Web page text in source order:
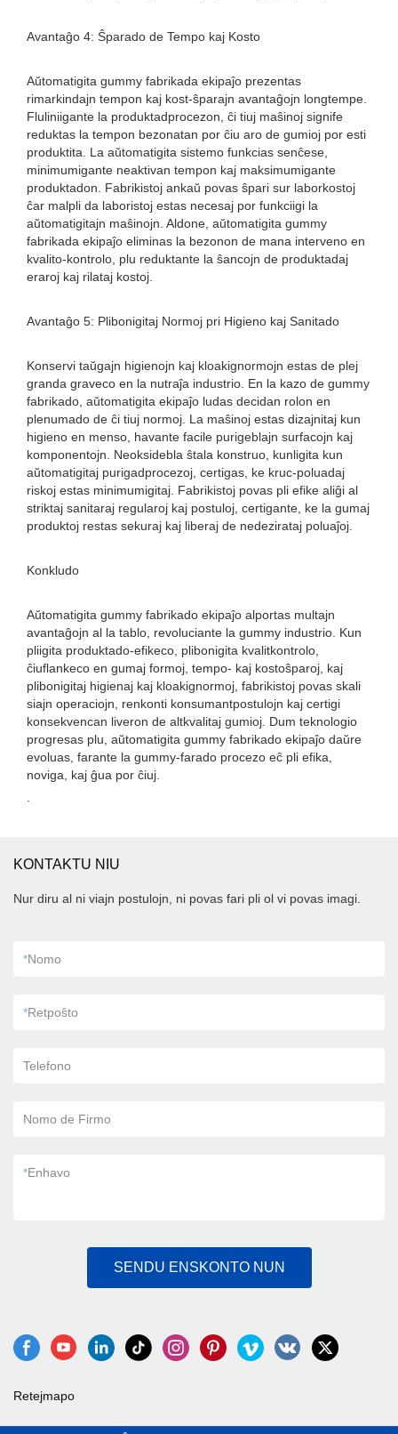
Avantaĝo 4: Ŝparado de Tempo kaj Kosto
Aŭtomatigita gummy fabrikada ekipaĵo prezentas
rimarkindajn tempon kaj kost-ŝparajn avantaĝojn longtempe.
Fluliniigante la produktadprocezon, ĉi tiuj maŝinoj signife
reduktas la tempon bezonatan por ĉiu aro de gumioj por esti
produktita. La aŭtomatigita sistemo funkcias senĉese,
minimumigante neaktivan tempon kaj maksimumigante
produktadon. Fabrikistoj ankaŭ povas ŝpari sur laborkostoj
ĉar malpli da laboristoj estas necesaj por funkciigi la
aŭtomatigitajn maŝinojn. Aldone, aŭtomatigita gummy
fabrikada ekipaĵo eliminas la bezonon de mana interveno en
kvalito-kontrolo, plu reduktante la ŝancojn de produktadaj
eraroj kaj rilataj kostoj.
Avantaĝo 5: Plibonigitaj Normoj pri Higieno kaj Sanitado
Konservi taŭgajn higienojn kaj kloakignormojn estas de plej
granda graveco en la nutraĵa industrio. En la kazo de gummy
fabrikado, aŭtomatigita ekipaĵo ludas decidan rolon en
plenumado de ĉi tiuj normoj. La maŝinoj estas dizajnitaj kun
higieno en menso, havante facile purigeblajn surfacojn kaj
komponentojn. Neoksidebla ŝtala konstruo, kunligita kun
aŭtomatigitaj purigadprocezoj, certigas, ke kruc-poluadaj
riskoj estas minimumigitaj. Fabrikistoj povas pli efike aliĝi al
striktaj sanitaraj regularoj kaj postuloj, certigante, ke la gumaj
produktoj restas sekuraj kaj liberaj de nedezirataj poluaĵoj.
Konkludo
Aŭtomatigita gummy fabrikado ekipaĵo alportas multajn
avantaĝojn al la tablo, revoluciante la gummy industrio. Kun
pliigita produktado-efikeco, plibonigita kvalitkontrolo,
ĉiuflankeco en gumaj formoj, tempo- kaj kostoŝparoj, kaj
plibonigitaj higienaj kaj kloakignormoj, fabrikistoj povas skali
siajn operaciojn, renkonti konsumantpostulojn kaj certigi
konsekvencan liveron de altkvalitaj gumioj. Dum teknologio
progresas plu, aŭtomatigita gummy fabrikado ekipaĵo daŭre
evoluas, farante la gummy-farado procezo eĉ pli efika,
noviga, kaj ĝua por ĉiuj.
KONTAKTU NIU
Nur diru al ni viajn postulojn, ni povas fari pli ol vi povas imagi.
*Nomo
*Retpoŝto
Telefono
Nomo de Firmo
*Enhavo
SENDU ENSKONTO NUN
Retejmapo